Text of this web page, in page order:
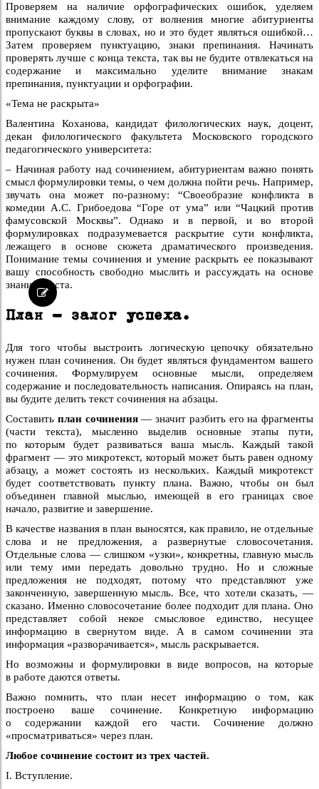
Проверяем на наличие орфографических ошибок, уделяем
внимание каждому слову, от волнения многие абитуриенты
пропускают буквы в словах, но и это будет являться ошибкой…
Затем проверяем пунктуацию, знаки препинания. Начинать
проверять лучше с конца текста, так вы не будите отвлекаться на
содержание и максимально уделите внимание знакам
препинания, пунктуации и орфографии.
«Тема не раскрыта»
Валентина Коханова, кандидат филологических наук, доцент,
декан филологического факультета Московского городского
педагогического университета:
– Начиная работу над сочинением, абитуриентам важно понять
смысл формулировки темы, о чем должна пойти речь. Например,
звучать она может по-разному: “Своеобразие конфликта в
комедии А.С. Грибоедова “Горе от ума” или “Чацкий против
фамусовской Москвы”. Однако и в первой, и во второй
формулировках подразумевается раскрытие сути конфликта,
лежащего в основе сюжета драматического произведения.
Понимание темы сочинения и умение раскрыть ее показывают
вашу способность свободно мыслить и рассуждать на основе
знания текста.
План – залог успеха.
Для того чтобы выстроить логическую цепочку обязательно
нужен план сочинения. Он будет являться фундаментом вашего
сочинения. Формулируем основные мысли, определяем
содержание и последовательность написания. Опираясь на план,
вы будите делить текст сочинения на абзацы.
Составить план сочинения— значит разбить его на фрагменты
(части текста), мысленно выделив основные этапы пути,
по которым будет развиваться ваша мысль. Каждый такой
фрагмент — это микротекст, который может быть равен одному
абзацу, а может состоять из нескольких. Каждый микротекст
будет соответствовать пункту плана. Важно, чтобы он был
объединен главной мыслью, имеющей в его границах свое
начало, развитие и завершение.
В качестве названия в план выносятся, как правило, не отдельные
слова и не предложения, а развернутые словосочетания.
Отдельные слова — слишком «узки», конкретны, главную мысль
или тему ими передать довольно трудно. Но и сложные
предложения не подходят, потому что представляют уже
законченную, завершенную мысль. Все, что хотели сказать, —
сказано. Именно словосочетание более подходит для плана. Оно
представляет собой некое смысловое единство, несущее
информацию в свернутом виде. А в самом сочинении эта
информация «разворачивается», мысль раскрывается.
Но возможны и формулировки в виде вопросов, на которые
в работе даются ответы.
Важно помнить, что план несет информацию о том, как
построено ваше сочинение. Конкретную информацию
о содержании каждой его части. Сочинение должно
«просматриваться» через план.
Любое сочинение состоит из трех частей.
I. Вступление.